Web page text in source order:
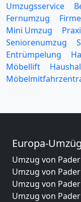
Umzugsservice
Fernumzug
Mini Umzug
Seniorenumzug
Entrümpelung
Möbellift
Europa-
Umzug von
Umzug von
Umzug von
Umzug von